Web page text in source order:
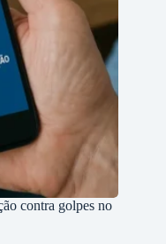
contra golpes no